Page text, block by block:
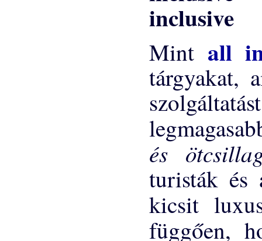
inclusive
Mint all
tárgyakat,
és
turisták és
kicsit
függően,